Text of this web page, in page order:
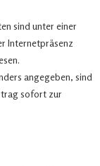
sind unter einer
Internetpräsenz
angegeben, sind
sofort zur